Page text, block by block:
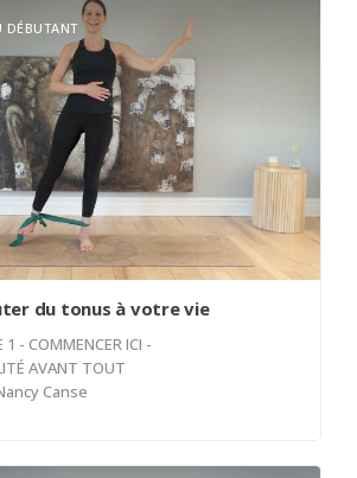
DÉBUTANT
du tonus à votre vie
1 - COMMENCER ICI -
AVANT TOUT
Canse